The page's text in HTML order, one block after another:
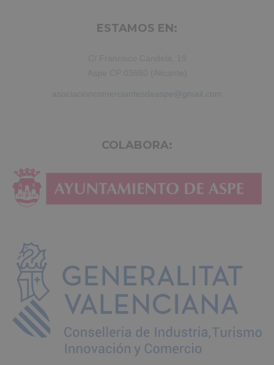
ESTAMOS EN:
asociacioncomerciantesdeaspe@gmail.com
COLABORA: